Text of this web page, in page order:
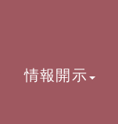
情報開示